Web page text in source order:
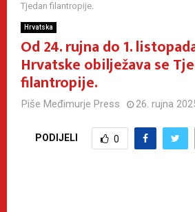
Tjedan filantropije.
Hrvatska
Od 24. rujna do 1.
Hrvatske obilježava se
filantropije.
Piše Međimurje Press 26. rujna
PODIJELI 0